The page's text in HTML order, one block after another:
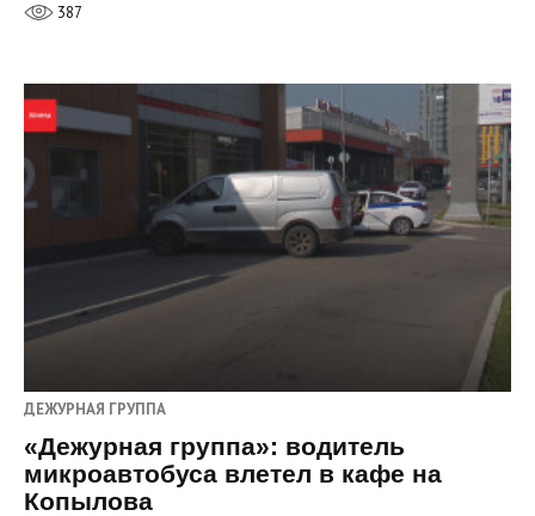
387
ДЕЖУРНАЯ ГРУППА
«Дежурная группа»: водитель
микроавтобуса влетел в кафе на
Копылова